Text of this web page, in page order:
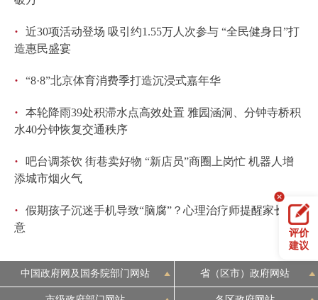
·
近30项活动登场 吸引约1.55万人次参与 “全民健身日”打
造惠民盛宴
· “8·8”北京体育消费季打造沉浸式嘉年华
·
本轮降雨39处积滞水点高效处置 雅园涵洞、分钟寺桥积
水40分钟恢复交通秩序
·
吧台调茶饮 街巷卖好物 “新店员”商圈上岗忙 机器人增
添城市烟火气
·
假期孩子沉迷手机导致“脑腐”？心理治疗师提醒家长注
意
评价
建议
中国政府网及国务院部门网站 省（区市）政府网站